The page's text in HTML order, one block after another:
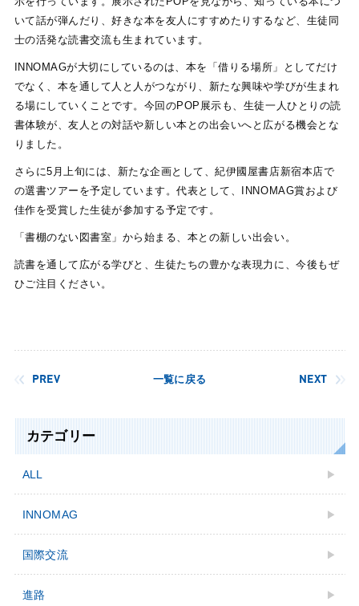
いて話が弾んだり、好きな本を友人にすすめたりするなど、生徒同
士の活発な読書交流も生まれています。
INNOMAGが大切にしているのは、本を「借りる場所」としてだけ
でなく、本を通して人と人がつながり、新たな興味や学びが生まれ
る場にしていくことです。今回のPOP展示も、生徒一人ひとりの読
書体験が、友人との対話や新しい本との出会いへと広がる機会とな
りました。
さらに5月上旬には、新たな企画として、紀伊國屋書店新宿本店で
の選書ツアーを予定しています。代表として、INNOMAG賞および
佳作を受賞した生徒が参加する予定です。
「書棚のない図書室」から始まる、本との新しい出会い。
読書を通して広がる学びと、生徒たちの豊かな表現力に、今後もぜ
ひご注目ください。
PREV 一覧に戻る NEXT
カテゴリー
ALL
INNOMAG
国際交流
進路